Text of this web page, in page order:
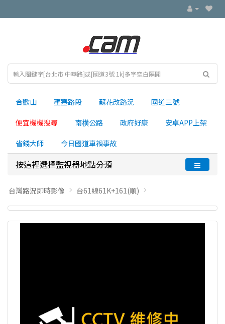
合歡山 壅塞路段 蘇花改路況 國道三號
便宜機機搜尋 南横公路 政府好康 安卓APP上架
省錢大師 今日國道車禍事故
按這裡選擇監視器地點分類
台灣路況即時影像 台61線61K+161(順)